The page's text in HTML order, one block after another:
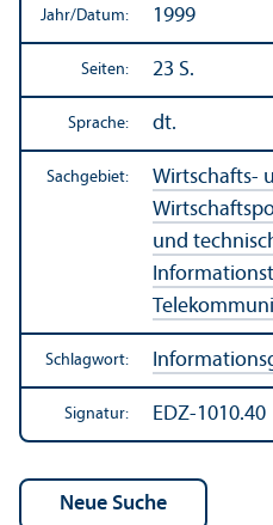
Jahr/Datum: 1999
Seiten: 23 S.
Sprache: dt.
Sachgebiet: Wirtschafts-
und
Schlagwort:
Signatur: EDZ-1010.40